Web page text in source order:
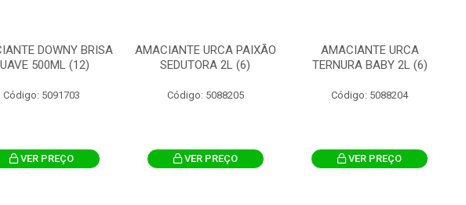
DOWNY BRISA
500ML (12)
Código: 5091703
VER PREÇO
AMACIANTE URCA PAIXÃO
SEDUTORA 2L (6)
Código: 5088205
VER PREÇO
AMACIANTE URCA
TERNURA BABY 2L (6)
Código: 5088204
VER PREÇO